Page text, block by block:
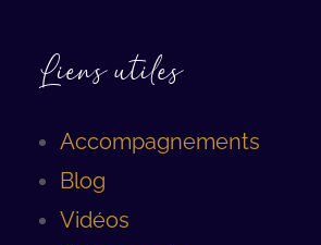
Liens utiles
Accompagnements
Blog
Vidéos